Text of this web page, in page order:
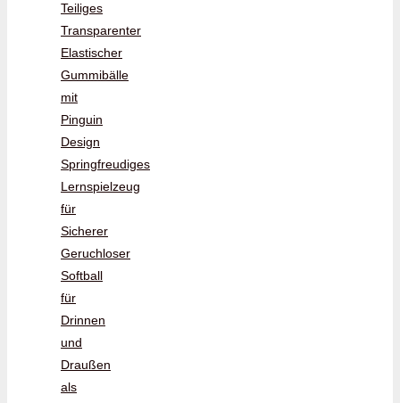
Teiliges
Transparenter
Elastischer
Gummibälle
mit
Pinguin
Design
Springfreudiges
Lernspielzeug
für
Sicherer
Geruchloser
Softball
für
Drinnen
und
Draußen
als